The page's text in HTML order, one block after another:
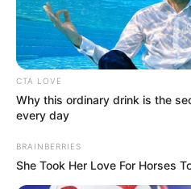
CTA LOVE
Why this ordinary drink is the
every day
BRAINBERRIES
She Took Her Love For Horses